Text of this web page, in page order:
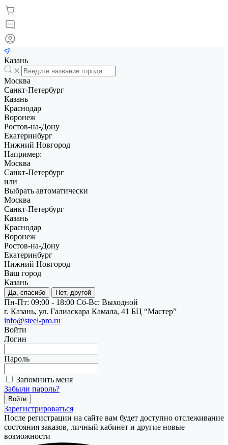
Казань
Москва
Санкт-Петербург
Казань
Краснодар
Воронеж
Ростов-на-Дону
Екатеринбург
Нижний Новгород
Например:
Москва
Санкт-Петербург
или
Выбрать автоматически
Москва
Санкт-Петербург
Казань
Краснодар
Воронеж
Ростов-на-Дону
Екатеринбург
Нижний Новгород
Ваш город
Казань
Да, спасибо Нет, другой
Пн-Пт: 09:00 - 18:00 Cб-Вс: Выходной
г. Казань, ул. Галиаскара Камала, 41 БЦ “Мастер”
info@steel-pro.ru
Войти
Логин
Пароль
Запомнить меня
Забыли пароль?
Зарегистрироваться
После регистрации на сайте вам будет доступно отслеживание
состояния заказов, личный кабинет и другие новые
возможности